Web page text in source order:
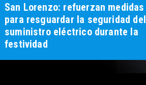
San Lorenzo: refuerzan medidas
para resguardar la seguridad del
suministro eléctrico durante la
festividad